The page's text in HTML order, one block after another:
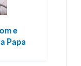
e
Papa